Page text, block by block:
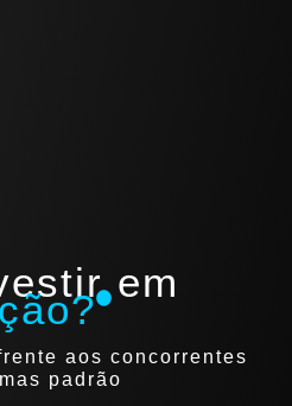
em
aos concorrentes
padrão